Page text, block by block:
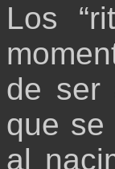
Los
de ser
que se
al